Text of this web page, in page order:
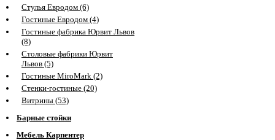
Стулья Евродом (6)
Гостиные Евродом (4)
Гостиные фабрика Юрвит Львов
(8)
Столовые фабрики Юрвит
Львов (5)
Гостиные MiroMark (2)
Стенки-гостиные (20)
Витрины (53)
Барные стойки
Мебель Карпентер